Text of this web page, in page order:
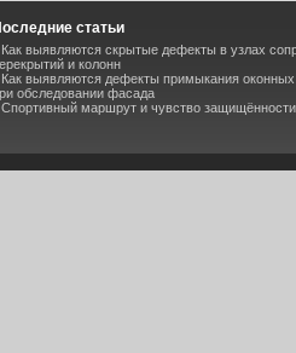
статьи
Как выявляются скрытые дефекты в узлах
и колонн
Как выявляются дефекты примыкания
обследовании фасада
Спортивный маршрут и чувство защищённости